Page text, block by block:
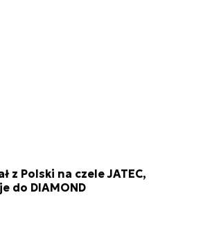
z Polski na czele JATEC,
do DIAMOND